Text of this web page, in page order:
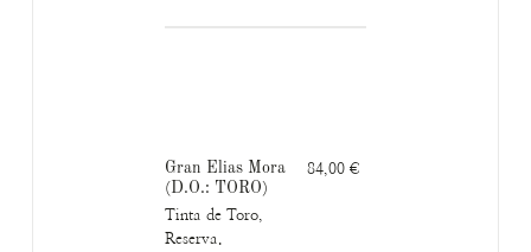
Gran Elias Mora
(D.O.: TORO)
Tinta de Toro,
Reserva.
84,00 €